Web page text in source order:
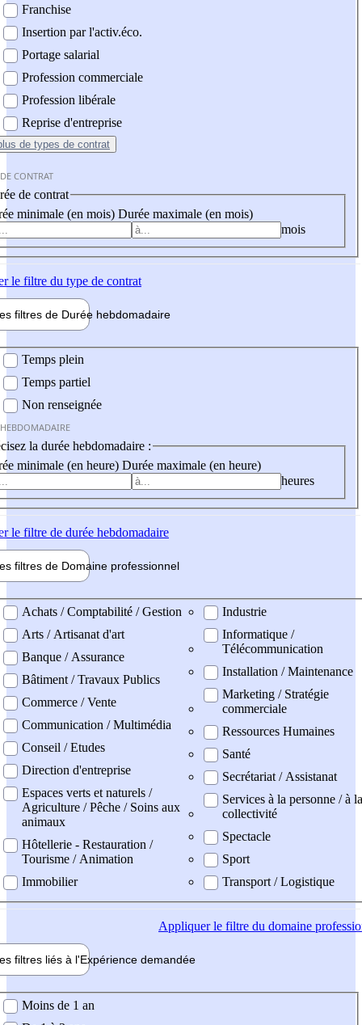
Franchise
Insertion par l'activ.éco.
Portage salarial
Profession commerciale
Profession libérale
Reprise d'entreprise
de types de contrat
CONTRAT
de contrat
minimale (en mois) Durée maximale (en mois)
mois
le filtre du type de contrat
filtres de Durée hebdomadaire
Temps plein
Temps partiel
Non renseignée
la durée hebdomadaire :
minimale (en heure) Durée maximale (en heure)
heures
le filtre de durée hebdomadaire
filtres de Domaine professionnel
professionel
Achats / Comptabilité / Gestion
Arts / Artisanat d'art
Banque / Assurance
Bâtiment / Travaux Publics
Commerce / Vente
Communication / Multimédia
Conseil / Etudes
Direction d'entreprise
Espaces verts et naturels /
Agriculture / Pêche / Soins aux
animaux
Hôtellerie - Restauration /
Tourisme / Animation
Immobilier
Industrie
Informatique /
Télécommunication
Installation / Maintenance
Marketing / Stratégie
commerciale
Ressources Humaines
Santé
Secrétariat / Assistanat
Services à la personne / à la
collectivité
Spectacle
Sport
Transport / Logistique
Appliquerle filtre du domaine
filtres liés à l'Expérience demandée
demandée
Moins de 1 an